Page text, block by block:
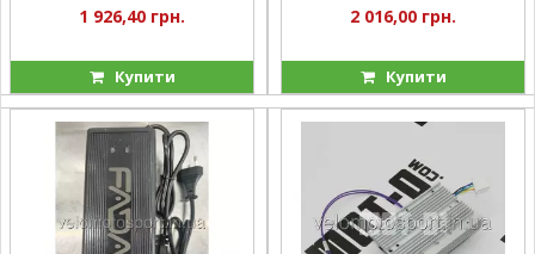
1 926,40 грн.
Купити
2 016,00 грн.
Купити